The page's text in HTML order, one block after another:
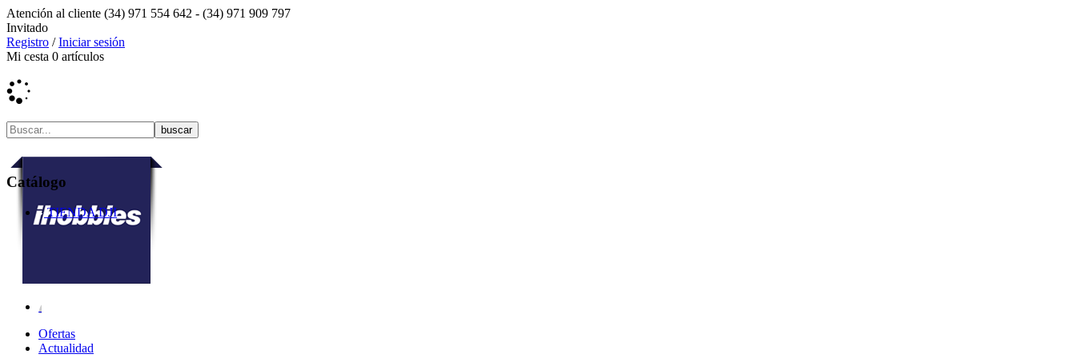
Atención al cliente (34) 971 554 642 - (34) 971 909 797
Invitado
Registro /Iniciar sesión
Mi cesta 0 artículos
Ofertas
Actualidad
Catálogo
TIENDA DJI